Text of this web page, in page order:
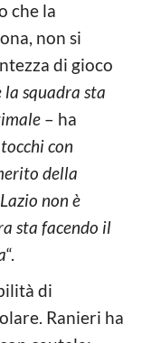
che la
non si
di gioco
la squadra sta
– ha
con
della
non è
sta facendo il
“.
di
Ranieri ha